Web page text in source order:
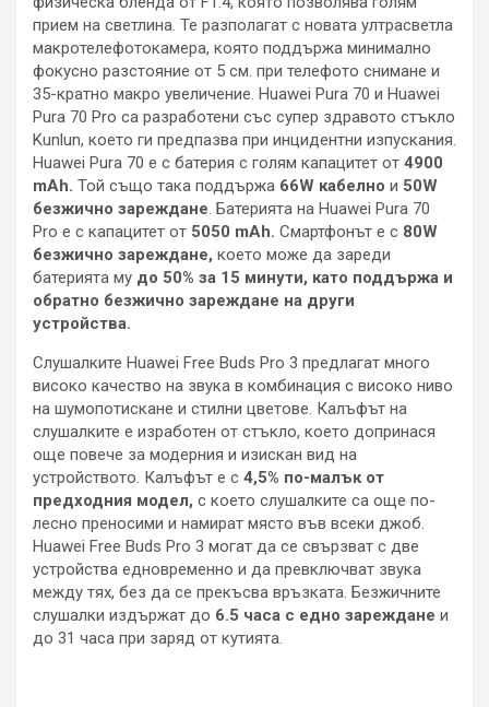
прием на светлина. Те разполагат с новата ултрасветла
макротелефотокамера, която поддържа минимално
фокусно разстояние от 5 см. при телефото снимане и
35-кратно макро увеличение. Huawei Pura 70 и Huawei
Pura 70 Pro са разработени със супер здравото стъкло
Kunlun, което ги предпазва при инцидентни изпускания.
Huawei Pura 70 е с батерия с голям капацитет от 4900
mAh. Той също така поддържа 66W кабелно и 50W
безжично зареждане. Батерията на Huawei Pura 70
Pro е с капацитет от 5050 mAh. Смартфонът е с 80W
безжично зареждане, което може да зареди
батерията му до 50% за 15 минути, като поддържа и
обратно безжично зареждане на други
устройства.
Слушалките Huawei Free Buds Pro 3 предлагат много
високо качество на звука в комбинация с високо ниво
на шумопотискане и стилни цветове. Калъфът на
слушалките е изработен от стъкло, което допринася
още повече за модерния и изискан вид на
устройството. Калъфът е с 4,5% по-малък от
предходния модел, с което слушалките са още по-
лесно преносими и намират място във всеки джоб.
Huawei Free Buds Pro 3 могат да се свързват с две
устройства едновременно и да превключват звука
между тях, без да се прекъсва връзката. Безжичните
слушалки издържат до 6.5 часа с едно зареждане и
до 31 часа при заряд от кутията.